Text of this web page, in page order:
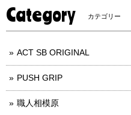
Category カテゴリー
ACT SB ORIGINAL
PUSH GRIP
職人相模原